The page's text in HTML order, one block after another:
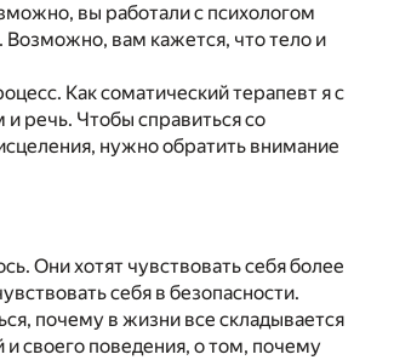
вы работали с психологом
вам кажется, что тело и
Как соматический терапевт я с
и речь. Чтобы справиться со
нужно обратить внимание
Они хотят чувствовать себя более
себя в безопасности.
почему в жизни все складывается
своего поведения, о том, почему